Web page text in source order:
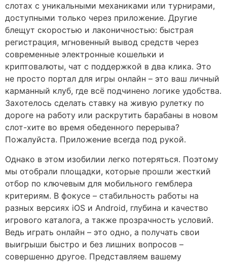
слотах с уникальными механиками или турнирами,
доступными только через приложение. Другие
блещут скоростью и лаконичностью: быстрая
регистрация, мгновенный вывод средств через
современные электронные кошельки и
криптовалюты, чат с поддержкой в два клика. Это
не просто портал для игры онлайн – это ваш личный
карманный клуб, где всё подчинено логике удобства.
Захотелось сделать ставку на живую рулетку по
дороге на работу или раскрутить барабаны в новом
слот-хите во время обеденного перерыва?
Пожалуйста. Приложение всегда под рукой.
Однако в этом изобилии легко потеряться. Поэтому
мы отобрали площадки, которые прошли жесткий
отбор по ключевым для мобильного гемблера
критериям. В фокусе – стабильность работы на
разных версиях iOS и Android, глубина и качество
игрового каталога, а также прозрачность условий.
Ведь играть онлайн – это одно, а получать свои
выигрыши быстро и без лишних вопросов –
совершенно другое. Представляем вашему